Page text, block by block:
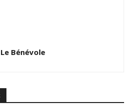
Le Bénévole